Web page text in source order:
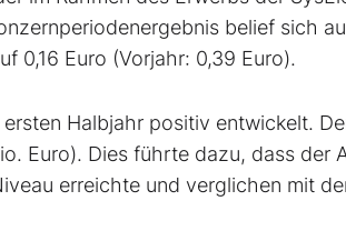
belief sich
0,16 Euro (Vorjahr: 0,39 Euro).
Halbjahr positiv entwickelt.
Euro). Dies führte dazu, dass der
erreichte und verglichen mit